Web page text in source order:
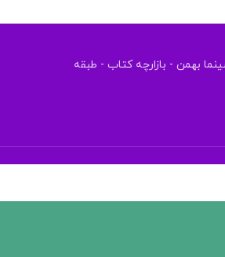
بهمن - بازارچه کتاب - طبقه